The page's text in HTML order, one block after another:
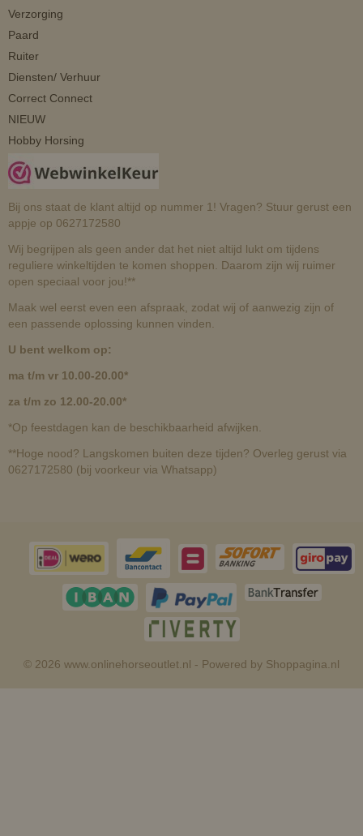
Verzorging
Paard
Ruiter
Diensten/ Verhuur
Correct Connect
NIEUW
Hobby Horsing
Bij ons staat de klant altijd op nummer 1! Vragen? Stuur gerust een
appje op 0627172580
Wij begrijpen als geen ander dat het niet altijd lukt om tijdens
reguliere winkeltijden te komen shoppen. Daarom zijn wij ruimer
open speciaal voor jou!**
Maak wel eerst even een afspraak, zodat wij of aanwezig zijn of
een passende oplossing kunnen vinden.
U bent welkom op:
ma t/m vr 10.00-20.00*
za t/m zo 12.00-20.00*
*Op feestdagen kan de beschikbaarheid afwijken.
**Hoge nood? Langskomen buiten deze tijden? Overleg gerust via
0627172580 (bij voorkeur via Whatsapp)
© 2026 www.onlinehorseoutlet.nl - Powered by Shoppagina.nl